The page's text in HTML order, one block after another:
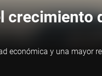
económica y una mayor